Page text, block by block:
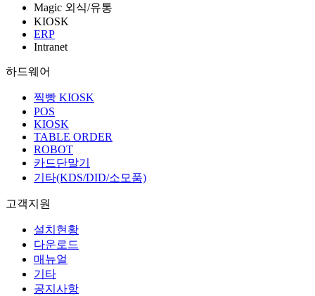
Magic 외식/유통
KIOSK
ERP
Intranet
하드웨어
찍빵 KIOSK
POS
KIOSK
TABLE ORDER
ROBOT
카드단말기
기타(KDS/DID/소모품)
고객지원
설치현황
다운로드
매뉴얼
기타
공지사항